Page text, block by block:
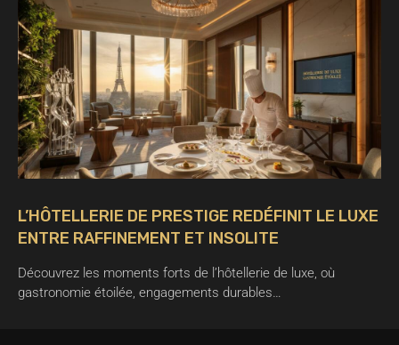
L’HÔTELLERIE DE PRESTIGE REDÉFINIT LE LUXE
ENTRE RAFFINEMENT ET INSOLITE
Découvrez les moments forts de l’hôtellerie de luxe, où
gastronomie étoilée, engagements durables…